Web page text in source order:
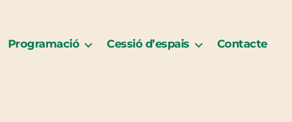
Programació Cessió d’espais Contacte